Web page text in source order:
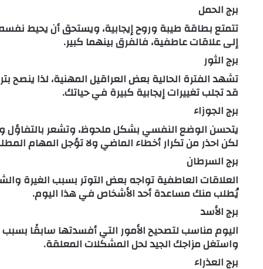
برج الحمل
تتمتع بطاقة طيبة وروح إيجابية، ويستحق أن يحيط
إلى علاقات عاطفية، فالفرق بينهما كبير.
برج الثور
تشهد الفترة الحالية بعض العراقيل المهنية، لذا ينصح
قد تجلب تغييرات إيجابية كبيرة في حياتك.
برج الجوزاء
يتحسن الوضع النفسي بشكل ملحوظ، وتشعر
لكن احذر من تكرار أخطاء الماضي ولا تؤجل المهام
برج السرطان
العلاقات العاطفية تواجه بعض التوتر بسبب الغيرة
يُطلب منك مساعدة أحد الأشخاص في هذا اليوم.
برج الأسد
اليوم مناسب لتصحيح الأمور التي أفسدتها سابقًا
واستغل مزاجك الجيد لحل المشكلات المعلقة.
برج العذراء